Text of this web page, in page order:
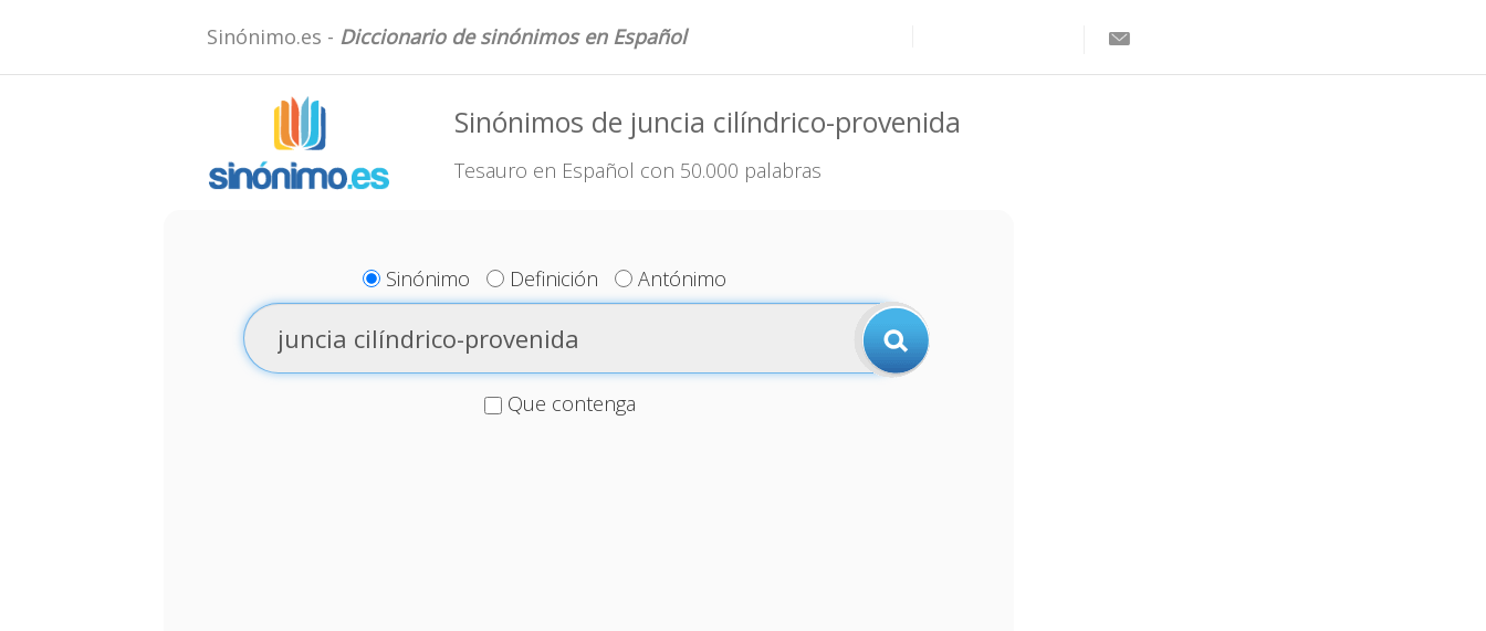
Sinónimo.es - Diccionario de sinónimos en Español
Sinónimos de juncia cilíndrico-provenida
Tesauro en Español con 50.000 palabras
Sinónimo Definición Antónimo
Que contenga